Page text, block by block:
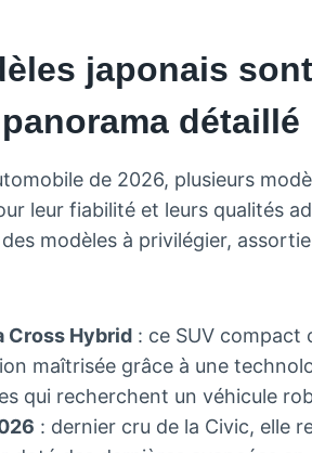
japonais
détaillé
de 2026, plusieurs
leur fiabilité et leurs qualités
modèles à privilégier,
Cross Hybrid : ce SUV
maîtrisée grâce à une
qui recherchent un véhicule
: dernier cru de la Civic, elle